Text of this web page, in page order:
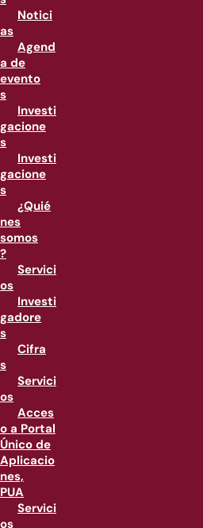
Notici
as
Agend
a de
evento
s
Investi
gacione
s
Investi
gacione
s
¿Quié
nes
somos
?
Servici
os
Investi
gadore
s
Cifra
s
Servici
os
Acces
o a Portal
Único de
Aplicacio
nes,
PUA
Servici
os